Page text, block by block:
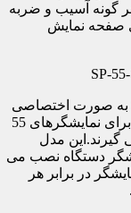
گونه آسیب و ضربه
صفحه نمایش
محافظ صفحه تلویزیون مدل SP-55-SERIES-8 به صورت اختصاصی
به عنوان بهترین مارک محافظ صفحه تلویزیون برای نمایشگرهای 55
قرار می گیرند.این مدل
دستگاه نصب می
در برابر هر